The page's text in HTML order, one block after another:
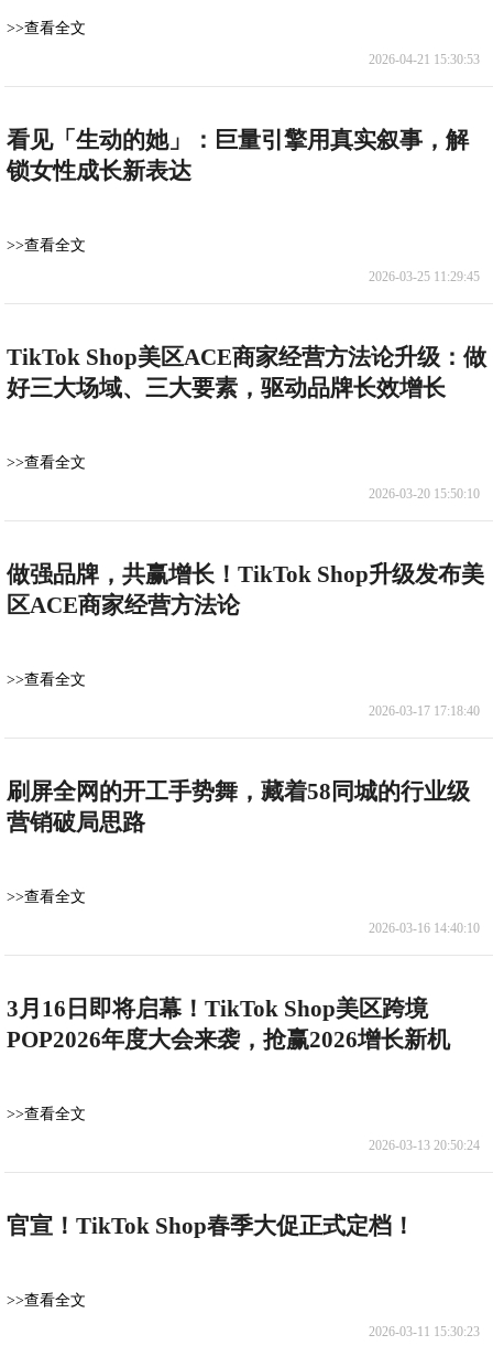
>>查看全文
2026-04-21 15:30:53
看见「生动的她」：巨量引擎用真实叙事，解
锁女性成长新表达
>>查看全文
2026-03-25 11:29:45
TikTok Shop美区ACE商家经营方法论升级：做
好三大场域、三大要素，驱动品牌长效增长
>>查看全文
2026-03-20 15:50:10
做强品牌，共赢增长！TikTok Shop升级发布美
区ACE商家经营方法论
>>查看全文
2026-03-17 17:18:40
刷屏全网的开工手势舞，藏着58同城的行业级
营销破局思路
>>查看全文
2026-03-16 14:40:10
3月16日即将启幕！TikTok Shop美区跨境
POP2026年度大会来袭，抢赢2026增长新机
>>查看全文
2026-03-13 20:50:24
官宣！TikTok Shop春季大促正式定档！
>>查看全文
2026-03-11 15:30:23